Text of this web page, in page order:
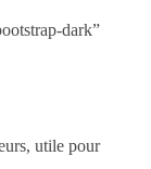
dark”
utile pour